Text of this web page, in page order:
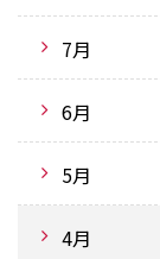
7月
6月
5月
4月